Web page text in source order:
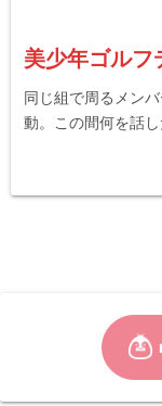
美少年ゴル
同じ組で周るメン
動。この間何を話